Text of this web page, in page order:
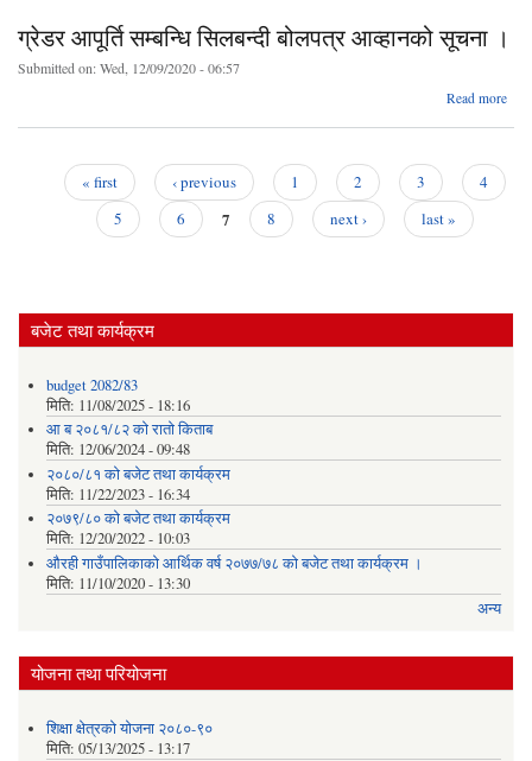
ग्रेडर आपूर्ति सम्बन्धि सिलबन्दी बोलपत्र आव्हानको सूचना ।
Submitted on:Wed, 12/09/2020 - 06:57
Read more
« first ‹ previous 1 2 3
4
5
6 7 8 next › last »
बजेट तथा कार्यक्रम
budget 2082/83
मिति: 11/08/2025 - 18:16
आ ब २०८१/८२ काे राताे किताब
मिति: 12/06/2024 - 09:48
२०८०/८१ को बजेट तथा कार्यक्रम
मिति: 11/22/2023 - 16:34
२०७९/८० को बजेट तथा कार्यक्रम
मिति: 12/20/2022 - 10:03
औरही गाउँपालिकाको आर्थिक वर्ष २०७७/७८ को बजेट तथा कार्यक्रम ।
मिति: 11/10/2020 - 13:30
अन्य
योजना तथा परियोजना
शिक्षा क्षेत्रको योजना २०८०-९०
मिति: 05/13/2025 - 13:17